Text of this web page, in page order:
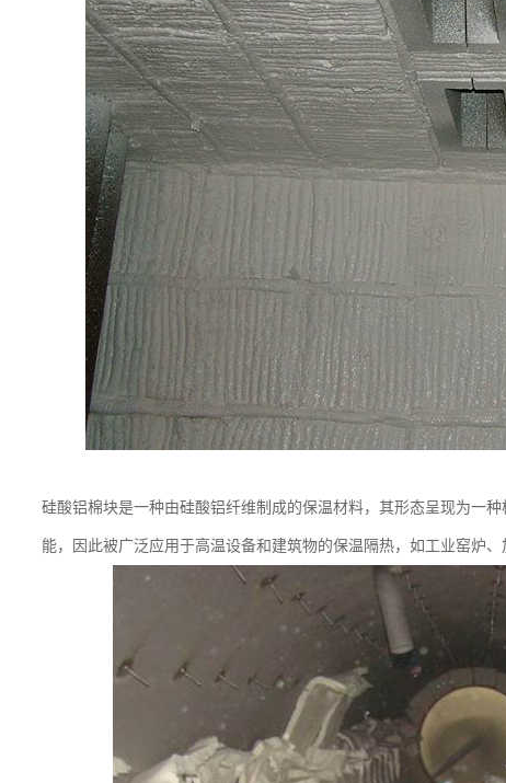
硅酸铝棉块是一种由硅酸铝纤维制成的保温材料，其形态呈现为一
能，因此被广泛应用于高温设备和建筑物的保温隔热，如工业窑炉、